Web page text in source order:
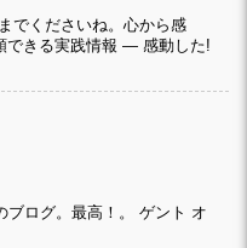
でくださいね。心から感
できる実践情報 — 感動した!
ブログ。最高！。 ゲント オ